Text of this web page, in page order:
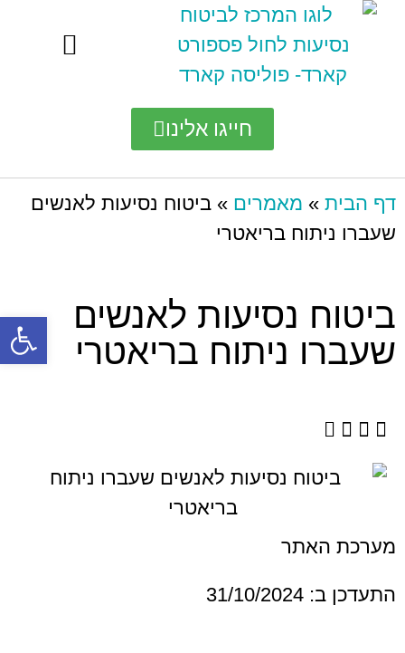
חייגו אלינו
דף הבית » מאמרים » ביטוח נסיעות לאנשים
שעברו ניתוח בריאטרי
ביטוח נסיעות לאנשים
שעברו ניתוח בריאטרי
מערכת האתר
התעדכן ב: 31/10/2024
פתח